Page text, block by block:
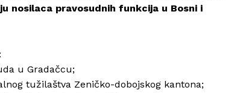
nosilaca pravosudnih funkcija u Bosni i
u Gradačcu;
tužilaštva Zeničko-dobojskog kantona;